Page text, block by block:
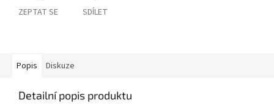
ZEPTAT SE SDÍLET
Popis Diskuze
Detailní popis produktu